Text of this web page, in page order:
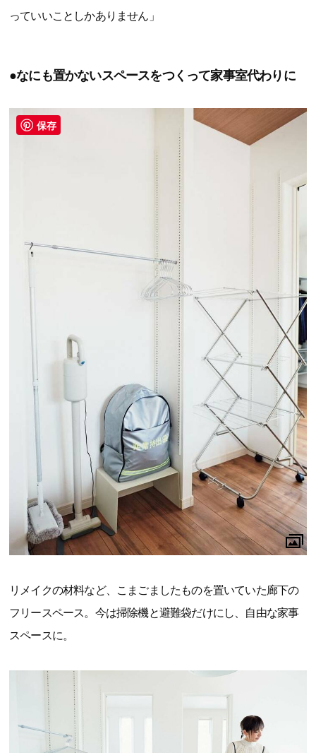
っていいことしかありません」
●なにも置かないスペースをつくって家事室代わりに
リメイクの材料など、こまごましたものを置いていた廊下の
フリースペース。今は掃除機と避難袋だけにし、自由な家事
スペースに。
保存